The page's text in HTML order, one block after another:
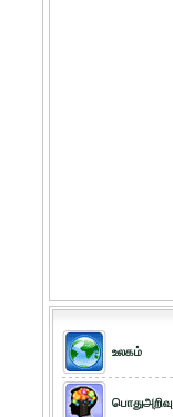
உலகம்
பொதுஅறிவு